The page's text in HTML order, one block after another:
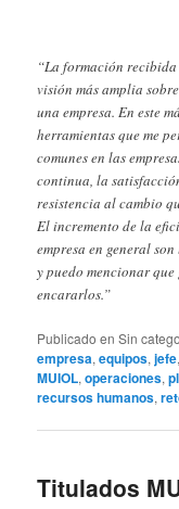
“La formación
visión más amplia
una empresa. En este
herramientas que me
comunes en las
continua, la
resistencia al cambio
El incremento de la
empresa en general
y puedo mencionar
encararlos.”
Publicado en Sin
empresa,equipos,jefe
MUIOL,operaciones,
recursos humanos,
Titulados